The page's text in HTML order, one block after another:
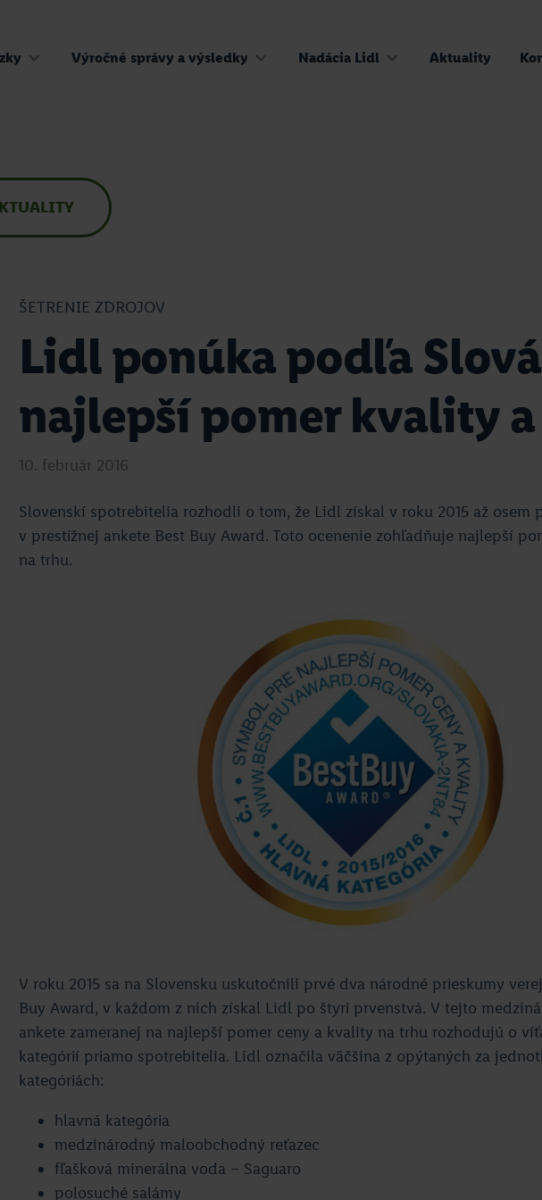
Výročné správy a výsledky Nadácia Lidl Aktuality
ŠETRENIE ZDROJOV
Lidl ponúka podľa
najlepší pomer kvality
10. február 2016
Slovenskí spotrebitelia rozhodli o tom, že Lidl získal v roku 2015 až osem
v prestížnej ankete Best Buy Award. Toto ocenenie zohľadňuje najlepší
na trhu.
V roku 2015 sa na Slovensku uskutočnili prvé dva národné prieskumy
Buy Award, v každom z nich získal Lidl po štyri prvenstvá. V tejto
ankete zameranej na najlepší pomer ceny a kvality na trhu rozhodujú o
kategórií priamo spotrebitelia. Lidl označila väčšina z opýtaných za
kategóriách:
hlavná kategória
medzinárodný maloobchodný reťazec
fľašková minerálna voda – Saguaro
polosuché salámy